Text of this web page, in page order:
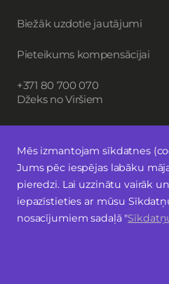
Mēs izmantojam sīkdatnes
Jums pēc iespējas labāku
pieredzi. Lai uzzinātu vairāk
iepazīstieties ar mūsu
nosacījumiem sadaļā "
Biežāk uzdotie jautājumi
Pieteikums kompensācijai
+371 80 700 070
Džeks no Viršiem
Piesakies jaunumiem
Seko mums